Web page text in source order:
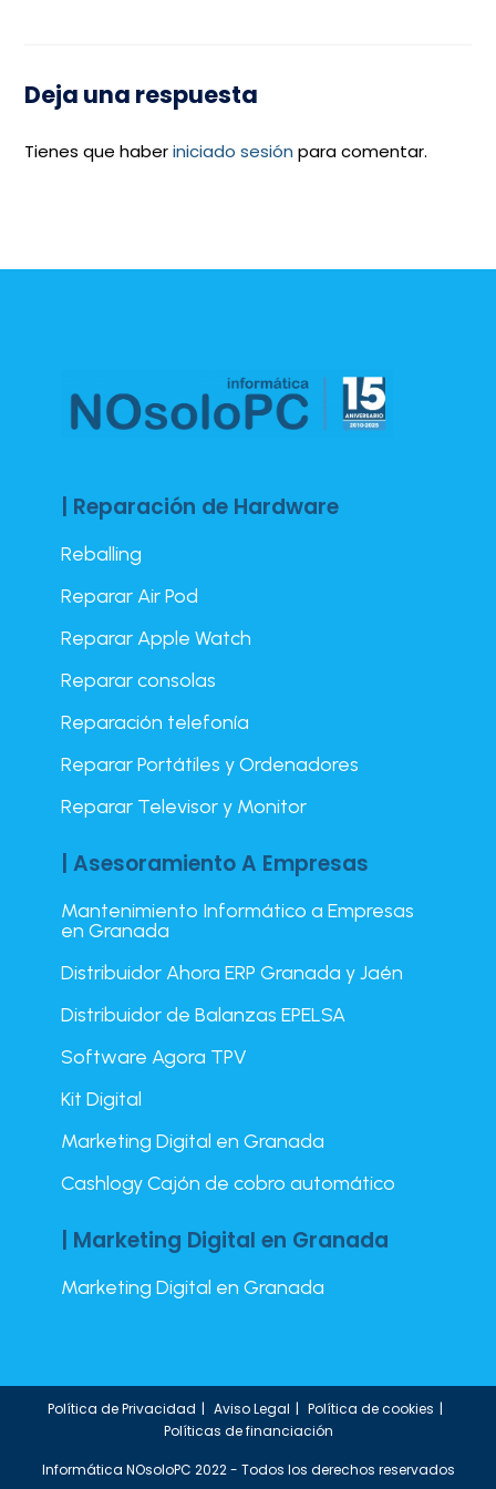
Deja una respuesta
Tienes que haberiniciado sesión para comentar.
| Reparación de Hardware
Reballing
Reparar Air Pod
Reparar Apple Watch
Reparar consolas
Reparación telefonía
Reparar Portátiles y Ordenadores
Reparar Televisor y Monitor
| Asesoramiento A Empresas
Mantenimiento Informático a Empresas
en Granada
Distribuidor Ahora ERP Granada y Jaén
Distribuidor de Balanzas EPELSA
Software Agora TPV
Kit Digital
Marketing Digital en Granada
Cashlogy Cajón de cobro automático
| Marketing Digital en Granada
Marketing Digital en Granada
Política de Privacidad Aviso Legal
Política de cookies
Políticas de financiación
Informática NOsoloPC 2022 - Todos los derechos reservados